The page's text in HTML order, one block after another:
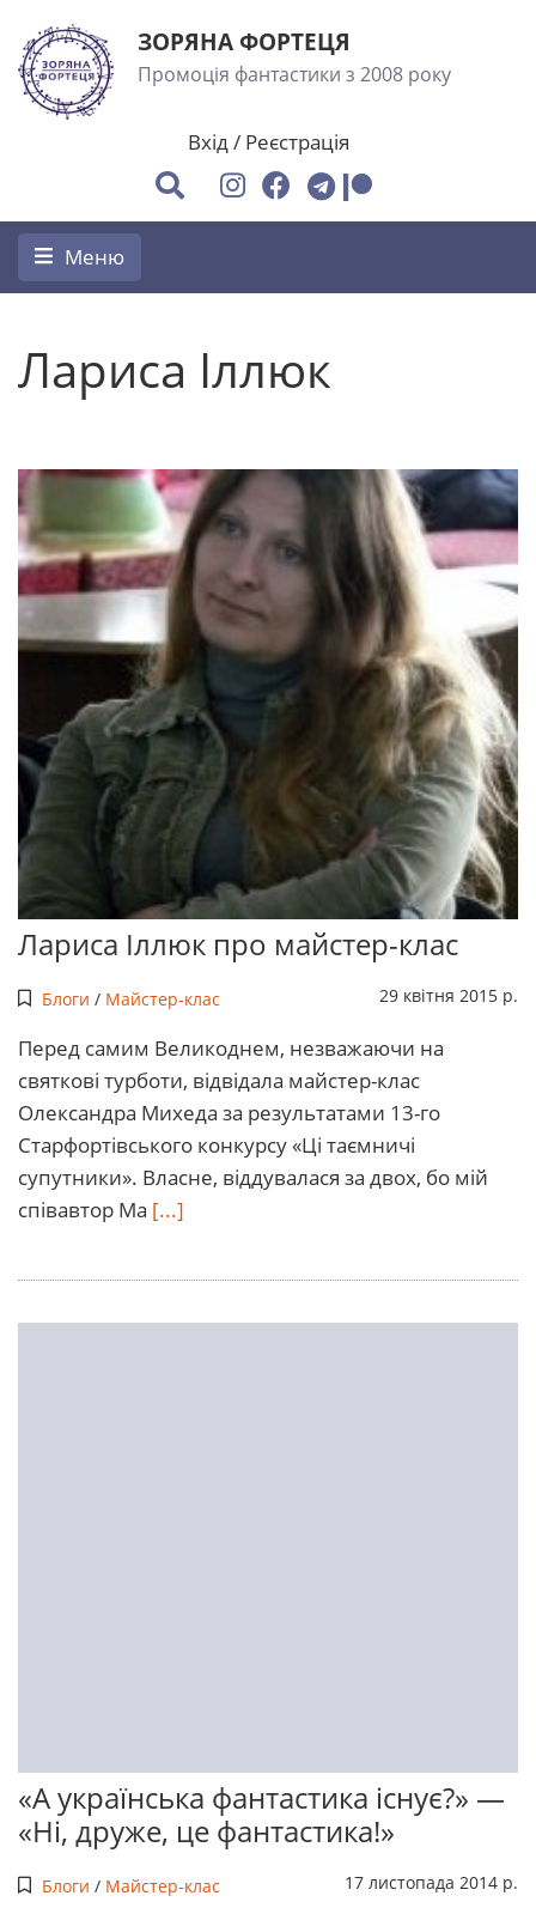
ЗОРЯНА ФОРТЕЦЯ
Промоція фантастики з 2008 року
Вхід/ Реєстрація
Меню
Лариса Іллюк
Лариса Іллюк про майстер-клас
Блоги / Майстер-клас 29 квітня 2015 р.
Перед самим Великоднем, незважаючи на
святкові турботи, відвідала майстер-клас
Олександра Михеда за результатами 13-го
Старфортівського конкурсу «Ці таємничі
супутники». Власне, віддувалася за двох, бо мій
співавтор Ма [...]
«А українська фантастика існує?» —
«Ні, друже, це фантастика!»
Блоги / Майстер-клас 17 листопада 2014 р.